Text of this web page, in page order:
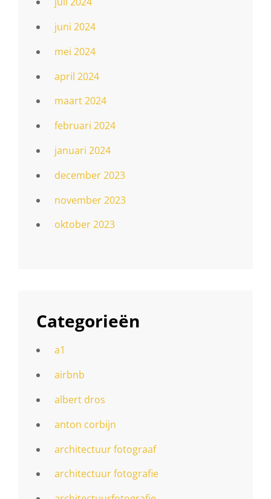
juni 2024
mei 2024
april 2024
maart 2024
februari 2024
januari 2024
december 2023
november 2023
oktober 2023
Categorieën
a1
airbnb
albert dros
anton corbijn
architectuur fotograaf
architectuur fotografie